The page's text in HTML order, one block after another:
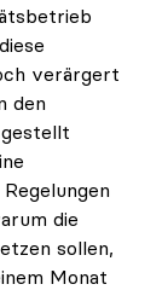
verärgert
den
die
sollen,
Monat